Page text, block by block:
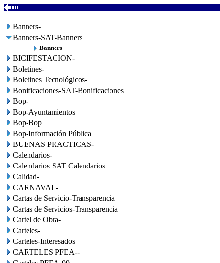
Banners-
Banners-SAT-Banners
Banners
BICIFESTACION-
Boletines-
Boletines Tecnológicos-
Bonificaciones-SAT-Bonificaciones
Bop-
Bop-Ayuntamientos
Bop-Bop
Bop-Información Pública
BUENAS PRACTICAS-
Calendarios-
Calendarios-SAT-Calendarios
Calidad-
CARNAVAL-
Cartas de Servicio-Transparencia
Cartas de Servicios-Transparencia
Cartel de Obra-
Carteles-
Carteles-Interesados
CARTELES PFEA--